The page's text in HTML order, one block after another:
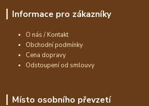
Informace pro zákazníky
O nás / Kontakt
Obchodní podmínky
Cena dopravy
Odstoupení od smlouvy
Místo osobního převzetí